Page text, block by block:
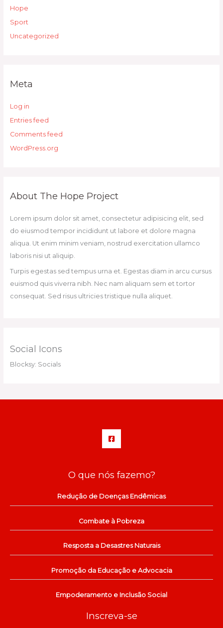
Hope
Sport
Uncategorized
Meta
Log in
Entries feed
Comments feed
WordPress.org
About The Hope Project
Lorem ipsum dolor sit amet, consectetur adipisicing elit, sed
do eiusmod tempor incididunt ut labore et dolore magna
aliqua. Ut enim minim veniam, nostrud exercitation ullamco
laboris nisi ut aliquip.
Turpis egestas sed tempus urna et. Egestas diam in arcu cursus
euismod quis viverra nibh. Nec nam aliquam sem et tortor
consequat. Sed risus ultricies tristique nulla aliquet.
Social Icons
Blocksy: Socials
O que nós fazemo?
Redução de Doenças Endêmicas
Combate à Pobreza
Resposta a Desastres Naturais
Promoção da Educação e Advocacia
Empoderamento e Inclusão Social
Inscreva-se